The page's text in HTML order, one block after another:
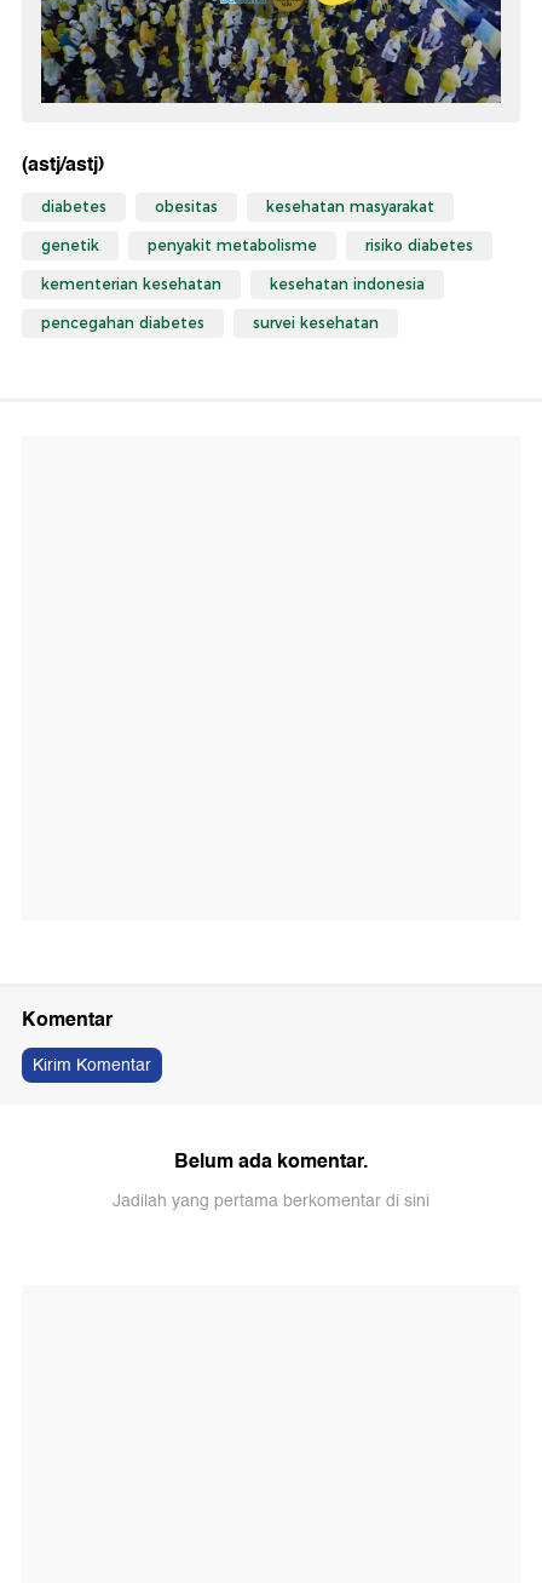
(astj/astj)
diabetes obesitas kesehatan masyarakat
genetik penyakit metabolisme risiko diabetes
kementerian kesehatan kesehatan indonesia
pencegahan diabetes survei kesehatan
Komentar
Kirim Komentar
Belum ada komentar.
Jadilah yang pertama berkomentar di sini